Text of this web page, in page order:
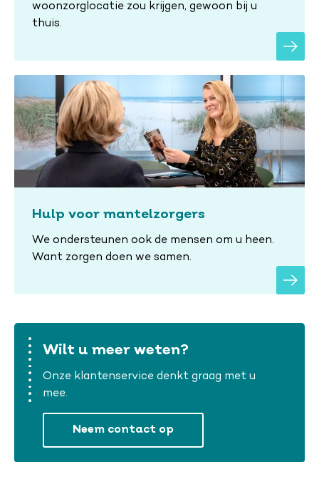
woonzorglocatie zou krijgen, gewoon bij u
thuis.
Hulp voor mantelzorgers
We ondersteunen ook de mensen om u heen.
Want zorgen doen we samen.
Wilt u meer weten?
Onze klantenservice denkt graag met u
mee.
Neem contact op